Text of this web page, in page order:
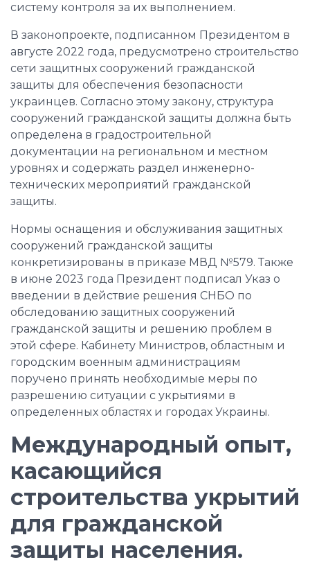
систему контроля за их выполнением.
В законопроекте, подписанном Президентом в
августе 2022 года, предусмотрено строительство
сети защитных сооружений гражданской
защиты для обеспечения безопасности
украинцев. Согласно этому закону, структура
сооружений гражданской защиты должна быть
определена в градостроительной
документации на региональном и местном
уровнях и содержать раздел инженерно-
технических мероприятий гражданской
защиты.
Нормы оснащения и обслуживания защитных
сооружений гражданской защиты
конкретизированы в приказе МВД №579. Также
в июне 2023 года Президент подписал Указ о
введении в действие решения СНБО по
обследованию защитных сооружений
гражданской защиты и решению проблем в
этой сфере. Кабинету Министров, областным и
городским военным администрациям
поручено принять необходимые меры по
разрешению ситуации с укрытиями в
определенных областях и городах Украины.
Международный опыт,
касающийся
строительства укрытий
для гражданской
защиты населения.